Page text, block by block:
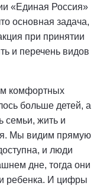
«Единая Россия»
основная задача,
при принятии
и перечень видов
комфортных
больше детей, а
семьи, жить и
Мы видим прямую
и люди
дне, тогда они
ребенка. И цифры